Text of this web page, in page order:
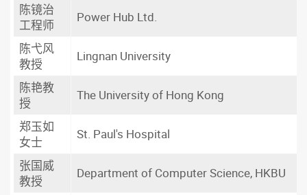
陈镜治
工程师
Power Hub Ltd.
陈弋风
教授
Lingnan University
陈艳教
授
The University of Hong Kong
郑玉如
女士
St. Paul's Hospital
张国威
教授
Department of Computer Science, HKBU